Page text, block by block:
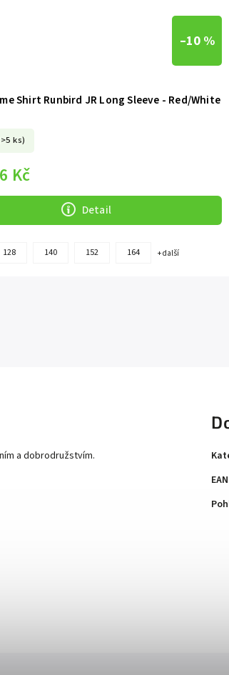
–10 %
Shirt Runbird JR Long Sleeve - Red/White
ks)
Kč
Detail
128 140 152 164 + další
a dobrodružstvím.
EAN